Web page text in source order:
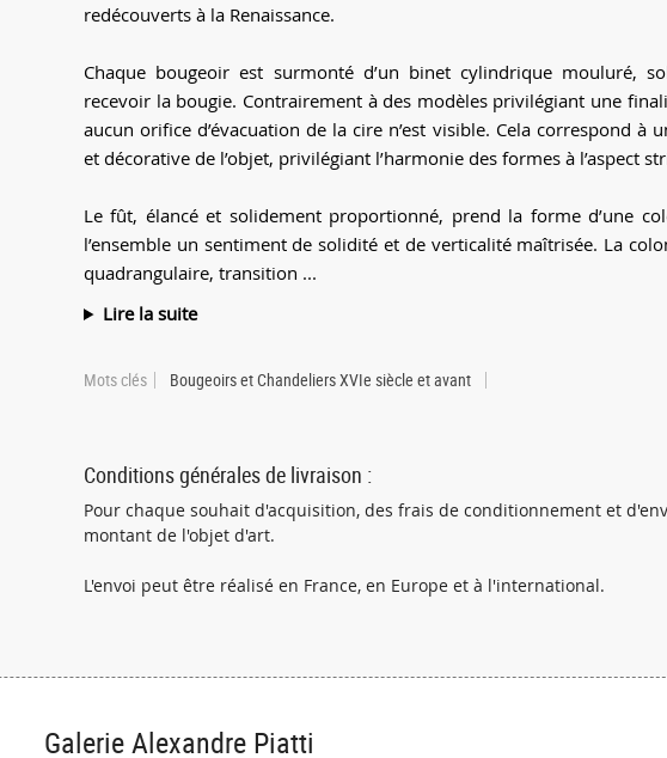
redécouverts à la Renaissance.
Chaque bougeoir est surmonté d’un binet cylindrique mouluré,
recevoir la bougie. Contrairement à des modèles privilégiant une
aucun orifice d’évacuation de la cire n’est visible. Cela correspond à
et décorative de l’objet, privilégiant l’harmonie des formes à l’aspect
Le fût, élancé et solidement proportionné, prend la forme d’une
l’ensemble un sentiment de solidité et de verticalité maîtrisée. La
quadrangulaire, transition ...
Lire la suite
Mots clés Bougeoirs et Chandeliers XVIe siècle et avant
Conditions générales de livraison :
Pour chaque souhait d'acquisition, des frais de conditionnement et
montant de l'objet d'art.
L'envoi peut être réalisé en France, en Europe et à l'international.
Galerie Alexandre Piatti